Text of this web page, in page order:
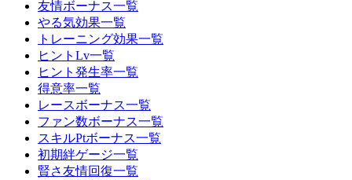
友情ボーナス一覧
やる気効果一覧
トレーニング効果一覧
ヒントLv一覧
ヒント発生率一覧
得意率一覧
レースボーナス一覧
ファン数ボーナス一覧
スキルPtボーナス一覧
初期絆ゲージ一覧
賢さ友情回復一覧